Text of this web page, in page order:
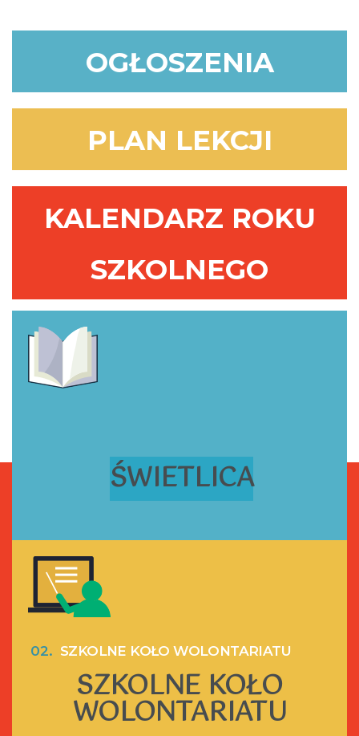
OGŁOSZENIA
PLAN LEKCJI
KALENDARZ ROKU
SZKOLNEGO
ŚWIETLICA
02. SZKOLNE KOŁO WOLONTARIATU
SZKOLNE KOŁO
WOLONTARIATU